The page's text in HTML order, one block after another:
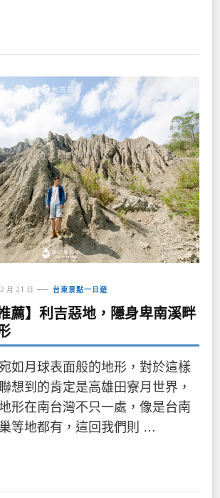
月 21 日 台東景點一日遊
薦】利吉惡地，隱身卑南溪畔
如月球表面般的地形，對於這樣
想到的肯定是高雄田寮月世界，
形在南台灣不只一處，像是台南
等地都有，這回我們則 …